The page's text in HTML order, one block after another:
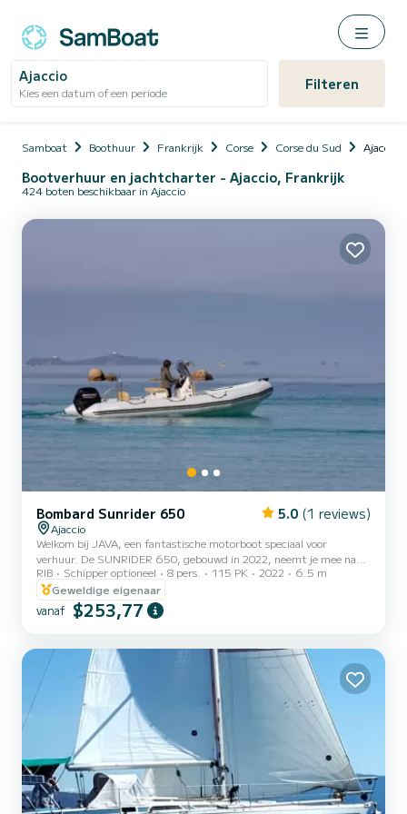
Ajaccio
Kies een datum of een periode Filteren
Samboat Boothuur Frankrijk Corse Corse du Sud Ajaccio
Bootverhuur en jachtcharter - Ajaccio, Frankrijk
424 boten beschikbaar in Ajaccio
Bombard Sunrider 650 5.0 (1 reviews)
Ajaccio
Welkom bij JAVA, een fantastische motorboot speciaal voor
verhuur. De SUNRIDER 650, gebouwd in 2022, neemt je mee naar
de mooiste ankerplaatsen in Ajaccio. Je brengt gegarandeerd een
uitzonderlijke dag of week door op deze 7 meter lange boot. De
capaciteit van de boot is 1 persoon. Wij nodigen u uit om ons
rechtstreeks op het platform een verzoek te sturen.
RIB Schipper optioneel 8 pers. 115 PK 2022
6.5 m
Geweldige eigenaar
vanaf $253,77